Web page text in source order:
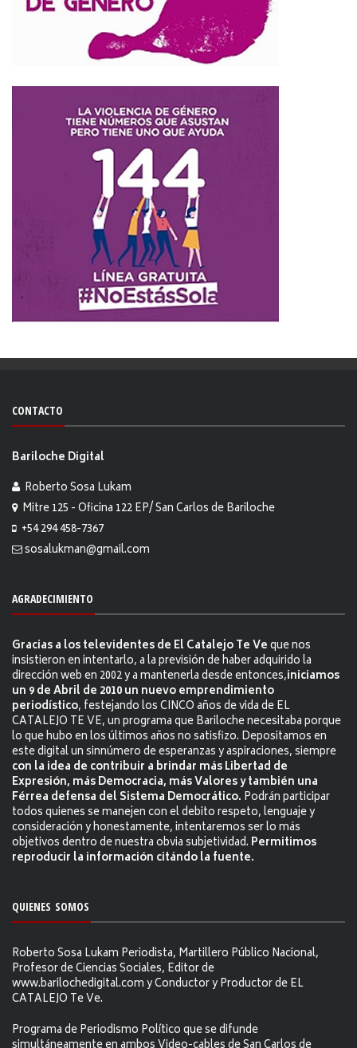
CONTACTO
Bariloche Digital
Roberto Sosa Lukam
Mitre 125 - Oficina 122 EP/ San Carlos de Bariloche
+54 294 458-7367
sosalukman@gmail.com
AGRADECIMIENTO
Gracias a los televidentes de El Catalejo Te Veque nos
insistieron en intentarlo, a la previsión de haber adquirido la
dirección web en 2002 y a mantenerla desde entonces,iniciamos
un 9 de Abril de 2010 un nuevo emprendimiento
periodístico, festejando los CINCO años de vida de EL
CATALEJO TE VE, un programa que Bariloche necesitaba porque
lo que hubo en los últimos años no satisfizo. Depositamos en
este digital un sinnúmero de esperanzas y aspiraciones, siempre
con la idea de contribuir a brindar más Libertad de
Expresión, más Democracia, más Valores y también una
Férrea defensa del Sistema Democrático. Podrán participar
todos quienes se manejen con el debito respeto, lenguaje y
consideración y honestamente, intentaremos ser lo más
objetivos dentro de nuestra obvia subjetividad. Permitimos
reproducir la información citándo la fuente.
QUIENES SOMOS
Roberto Sosa Lukam Periodista, Martillero Público Nacional,
Profesor de Ciencias Sociales, Editor de
www.barilochedigital.com y Conductor y Productor de EL
CATALEJO Te Ve.
Programa de Periodismo Político que se difunde